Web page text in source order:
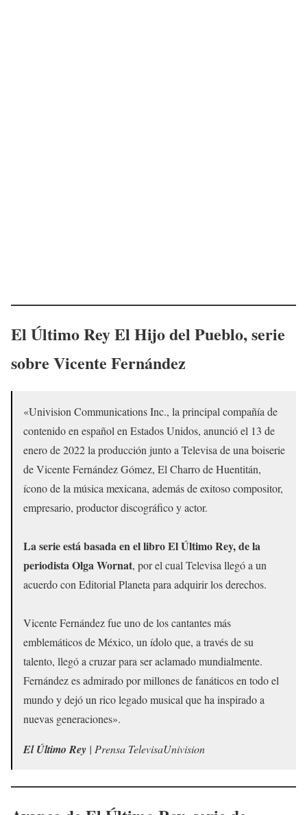
El Último Rey El Hijo del Pueblo, serie
sobre Vicente Fernández
«Univision Communications Inc., la principal compañía de
contenido en español en Estados Unidos, anunció el 13 de
enero de 2022 la producción junto a Televisa de una boiserie
de Vicente Fernández Gómez, El Charro de Huentitán,
ícono de la música mexicana, además de exitoso compositor,
empresario, productor discográfico y actor.
La serie está basada en el libro El Último Rey, de la
periodista Olga Wornat, por el cual Televisa llegó a un
acuerdo con Editorial Planeta para adquirir los derechos.
Vicente Fernández fue uno de los cantantes más
emblemáticos de México, un ídolo que, a través de su
talento, llegó a cruzar para ser aclamado mundialmente.
Fernández es admirado por millones de fanáticos en todo el
mundo y dejó un rico legado musical que ha inspirado a
nuevas generaciones».
El Último Rey | Prensa TelevisaUnivision